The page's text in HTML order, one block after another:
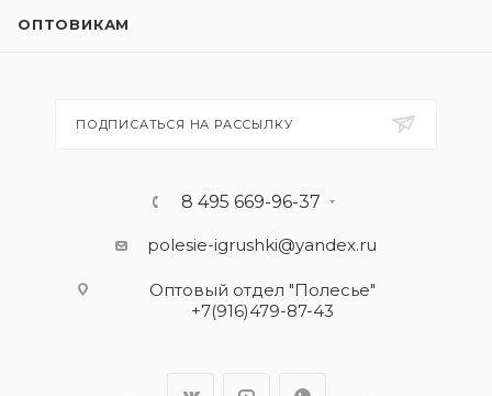
ОПТОВИКАМ
ПОДПИСАТЬСЯ НА РАССЫЛКУ
8 495 669-96-37
polesie-igrushki@yandex.ru
Оптовый отдел "Полесье"
+7(916)479-87-43